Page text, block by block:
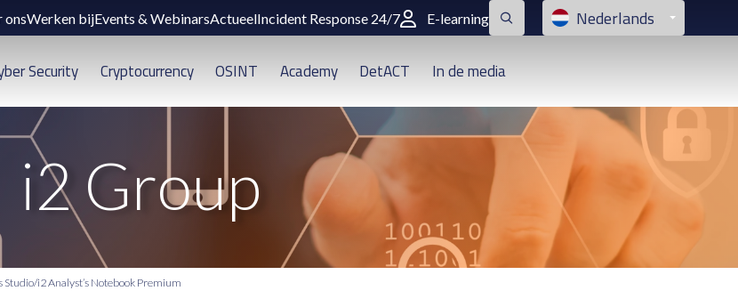
onsWerken bijEvents & WebinarsActueelIncident Response 24/7 E-learning Nederlands
Security Cryptocurrency OSINT Academy DetACT In de media
i2 Group
Studio/i2 Analyst’s Notebook Premium